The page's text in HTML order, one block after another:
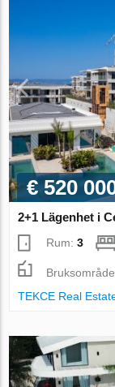
€ 520
2+1 Lägenhet i
Rum:3
TEKCE Real